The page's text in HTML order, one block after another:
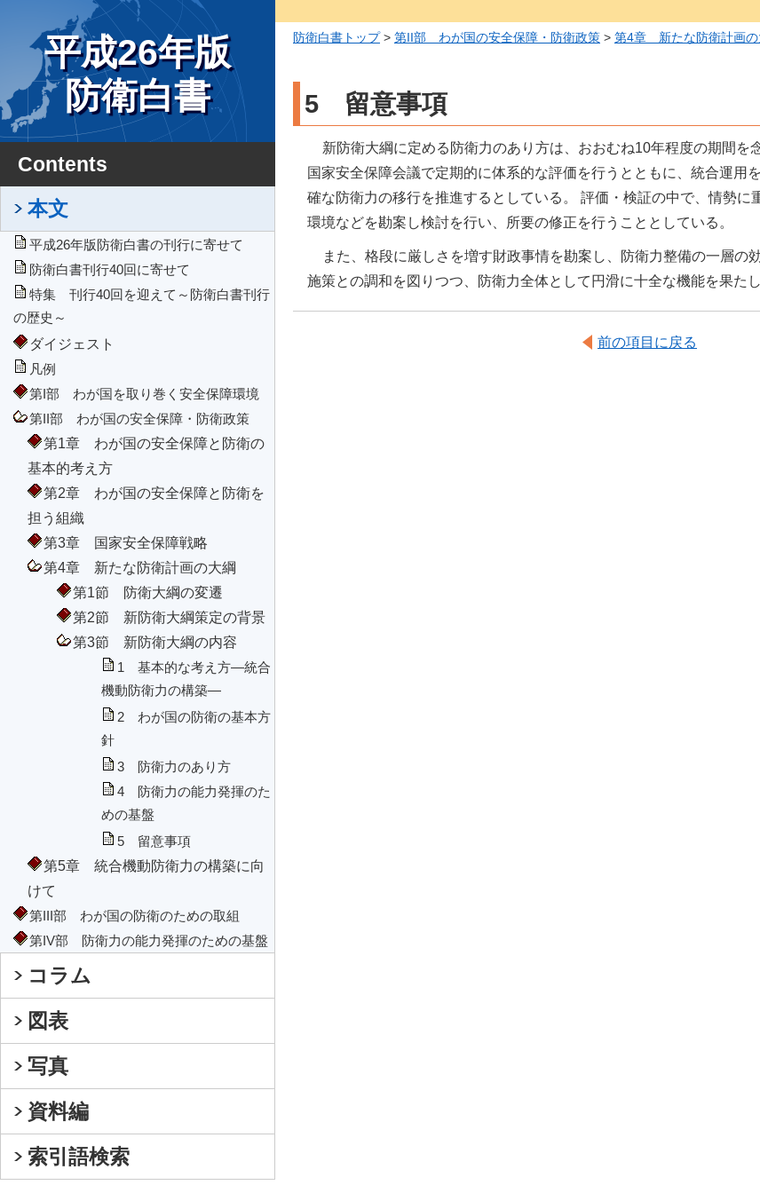
平成26年版
防衛白書
Contents
本文
平成26年版防衛白書の刊行に寄せて
防衛白書刊行40回に寄せて
特集 刊行40回を迎えて～防衛白書刊行
の歴史～
ダイジェスト
凡例
第I部 わが国を取り巻く安全保障環境
第II部 わが国の安全保障・防衛政策
第1章 わが国の安全保障と防衛の
基本的考え方
第2章 わが国の安全保障と防衛を
担う組織
第3章 国家安全保障戦略
第4章 新たな防衛計画の大綱
第1節 防衛大綱の変遷
第2節 新防衛大綱策定の背景
第3節 新防衛大綱の内容
1 基本的な考え方―統合
機動防衛力の構築―
2 わが国の防衛の基本方
針
3 防衛力のあり方
4 防衛力の能力発揮のた
めの基盤
5 留意事項
第5章 統合機動防衛力の構築に向
けて
第III部 わが国の防衛のための取組
第IV部 防衛力の能力発揮のための基盤
コラム
図表
写真
資料編
索引語検索
防衛白書トップ> 第II部 わが国の安全保障・防衛政策 > 第4章 新たな防衛計画の
5 留意事項
新防衛大綱に定める防衛力のあり方は、おおむね10年程度の期間を
国家安全保障会議で定期的に体系的な評価を行うとともに、統合運
確な防衛力の移行を推進するとしている。 評価・検証の中で、情勢
環境などを勘案し検討を行い、所要の修正を行うこととしている。
また、格段に厳しさを増す財政事情を勘案し、防衛力整備の一層
施策との調和を図りつつ、防衛力全体として円滑に十全な機能を果た
前の項目に戻る